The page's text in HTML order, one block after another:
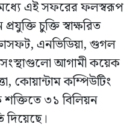
এই সফরের ফলস্বরূপ
চুক্তি স্বাক্ষরিত
এনভিডিয়া, গুগল
আগামী কয়েক
কোয়ান্টাম কম্পিউটিং
৩১ বিলিয়ন
দিয়েছে।